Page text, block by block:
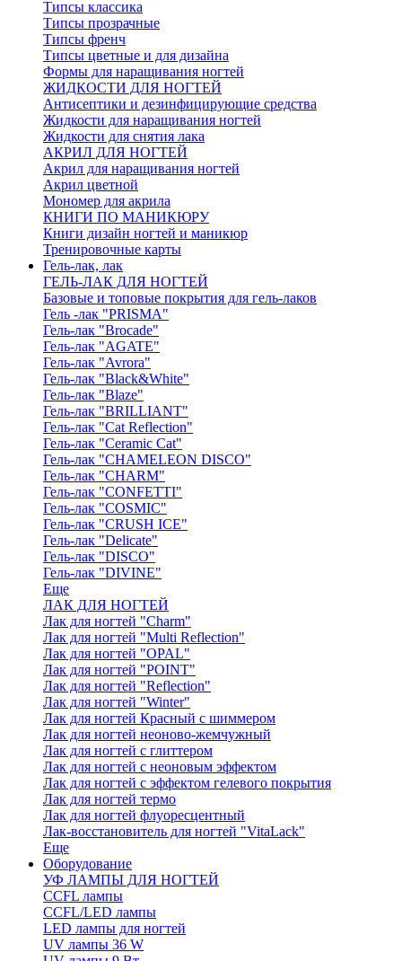
Типсы классика
Типсы прозрачные
Типсы френч
Типсы цветные и для дизайна
Формы для наращивания ногтей
ЖИДКОСТИ ДЛЯ НОГТЕЙ
Антисептики и дезинфицирующие средства
Жидкости для наращивания ногтей
Жидкости для снятия лака
АКРИЛ ДЛЯ НОГТЕЙ
Акрил для наращивания ногтей
Акрил цветной
Мономер для акрила
КНИГИ ПО МАНИКЮРУ
Книги дизайн ногтей и маникюр
Тренировочные карты
Гель-лак, лак
ГЕЛЬ-ЛАК ДЛЯ НОГТЕЙ
Базовые и топовые покрытия для гель-лаков
Гель -лак "PRISMA"
Гель-лак "Brocade"
Гель-лак "AGATE"
Гель-лак "Avrora"
Гель-лак "Black&White"
Гель-лак "Blaze"
Гель-лак "BRILLIANT"
Гель-лак "Cat Reflection"
Гель-лак "Ceramic Cat"
Гель-лак "CHAMELEON DISCO"
Гель-лак "CHARM"
Гель-лак "CONFETTI"
Гель-лак "COSMIC"
Гель-лак "CRUSH ICE"
Гель-лак "Delicate"
Гель-лак "DISCO"
Гель-лак "DIVINE"
Еще
ЛАК ДЛЯ НОГТЕЙ
Лак для ногтей "Charm"
Лак для ногтей "Multi Reflection"
Лак для ногтей "OPAL"
Лак для ногтей "POINT"
Лак для ногтей "Reflection"
Лак для ногтей "Winter"
Лак для ногтей Красный с шиммером
Лак для ногтей неоново-жемчужный
Лак для ногтей с глиттером
Лак для ногтей с неоновым эффектом
Лак для ногтей с эффектом гелевого покрытия
Лак для ногтей термо
Лак для ногтей флуоресцентный
Лак-восстановитель для ногтей "VitaLack"
Еще
Оборудование
УФ ЛАМПЫ ДЛЯ НОГТЕЙ
CCFL лампы
CCFL/LED лампы
LED лампы для ногтей
UV лампы 36 W